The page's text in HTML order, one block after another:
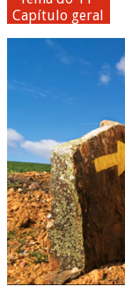
Capítulo geral